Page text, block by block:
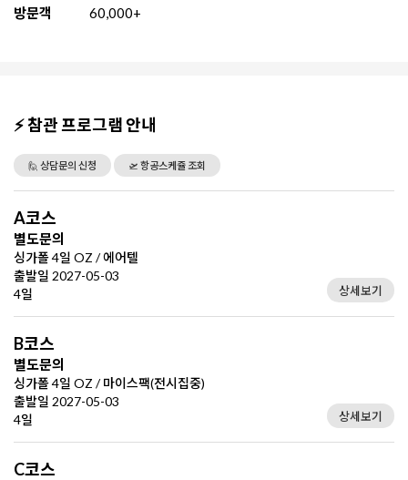
방문객
60,000+
⚡ 참관 프로그램 안내
🙋 상담문의 신청 🛫 항공스케쥴 조회
A코스
별도문의
싱가폴 4일 OZ / 에어텔
출발일 2027-05-03
4일
상세보기
B코스
별도문의
싱가폴 4일 OZ / 마이스팩(전시집중)
출발일 2027-05-03
4일
상세보기
C코스